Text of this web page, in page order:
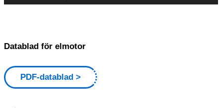
Datablad för elmotor
PDF-datablad